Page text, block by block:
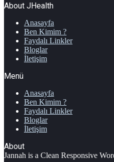
About JHealth
Anasayfa
Ben Kimim ?
Faydalı Linkler
Bloglar
İletişim
Menü
Anasayfa
Ben Kimim ?
Faydalı Linkler
Bloglar
İletişim
About
Jannah is a Clean Responsive